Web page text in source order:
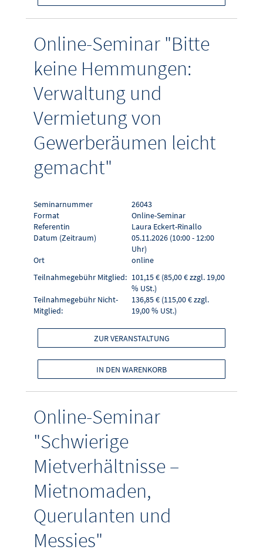
Online-Seminar "Bitte
keine Hemmungen:
Verwaltung und
Vermietung von
Gewerberäumen leicht
gemacht"
Seminarnummer
26043
Format
Online-Seminar
Referentin
Laura Eckert-Rinallo
Datum (Zeitraum)
05.11.2026 (10:00 - 12:00
Uhr)
Ort
online
Teilnahmegebühr Mitglied: 101,15 € (85,00 € zzgl. 19,00
% USt.)
Teilnahmegebühr Nicht-
Mitglied:
136,85 € (115,00 € zzgl.
19,00 % USt.)
ZUR VERANSTALTUNG
IN DEN WARENKORB
Online-Seminar
"Schwierige
Mietverhältnisse –
Mietnomaden,
Querulanten und
Messies"